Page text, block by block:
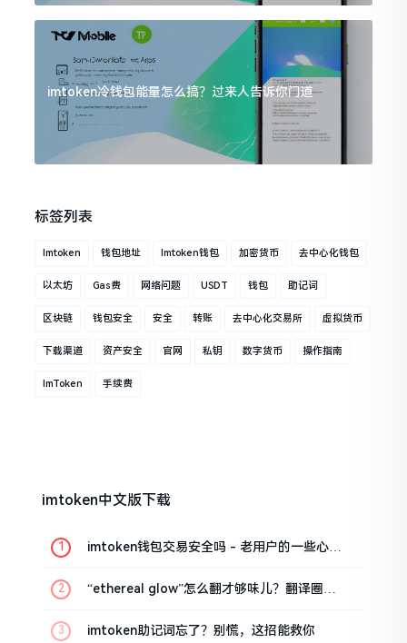
imtoken冷钱包能量怎么搞？过来人告诉你门道
标签列表
Imtoken 钱包地址 Imtoken钱包 加密货币 去中心化钱包
以太坊 Gas费 网络问题 USDT 钱包 助记词
区块链 钱包安全 安全 转账 去中心化交易所 虚拟货币
下载渠道 资产安全 官网 私钥 数字货币 操作指南
ImToken 手续费
imtoken中文版下载
imtoken钱包交易安全吗 - 老用户的一些心里
“ethereal glow”怎么翻才够味儿？翻译圈老
imtoken助记词忘了？别慌，这招能救你